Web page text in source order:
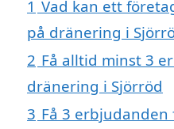
1 Vad kan ett
på dränering i
2 Få alltid minst 3
dränering i Sjörröd
3 Få 3